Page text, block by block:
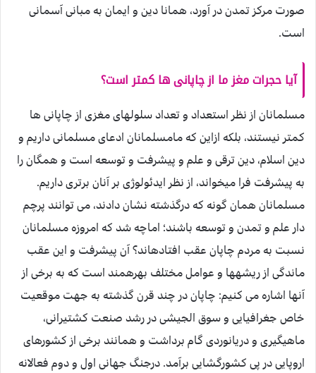
صورت مركز تمدن در آورد، همانا دين و ايمان به مبانى آسمانى
است.
آيا حجرات مغز ما از چاپانى ها كم‏تر است؟
مسلمانان از نظر استعداد و تعداد سلول‏هاى مغزى از چاپانى ها
كم‏تر نيستند، بلكه ازاين كه مامسلمانان ادعاى مسلمانى داريم و
دين اسلام، دين ترقى و علم و پيشرفت و توسعه است و همگان را
به پيشرفت فرا ميخواند، از نظر ايدئولوژى بر آنان برترى داريم.
مسلمانان همان گونه كه درگذشته نشان دادند، مى توانند پرچم
دار علم و تمدن و توسعه باشند؛ اماچه شد كه امروزه مسلمانان
نسبت به مردم چاپان عقب افتاده‏اند؟ آن پيشرفت و اين عقب
ماندگى از ريشه‏ها و عوامل مختلف بهره‏مند است كه به برخى از
آن‏ها اشاره مى كنيم: چاپان در چند قرن گذشته به جهت موقعيت
خاص جغرافيايى و سوق الجيشى در رشد صنعت كشتيرانى،
ماهيگيرى و دريانوردى گام برداشت و همانند برخى از كشورهاى
اروپايى در پى كشورگشايى برآمد. درجنگ جهانى اول و دوم فعالانه